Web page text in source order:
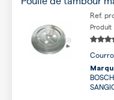
Ref.
Produit